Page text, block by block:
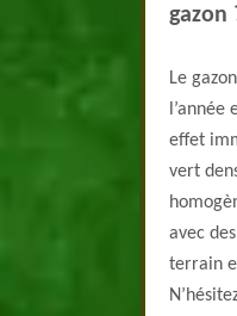
gazon
Le
effet
vert
avec
terrain